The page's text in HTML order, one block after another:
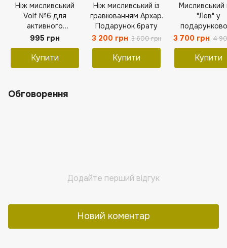
Ніж мисливський
Volf №6 для
активного
відпочинку
995 грн
Купити
Ніж мисливський із
гравіюванням Архар.
Подарунок брату
3 200 грн 3 600 грн
Купити
Мисливський
"Лев" у
кейсі
3 700 грн 4
Купити
Обговорення
Додайте перший відгук
Новий коментар